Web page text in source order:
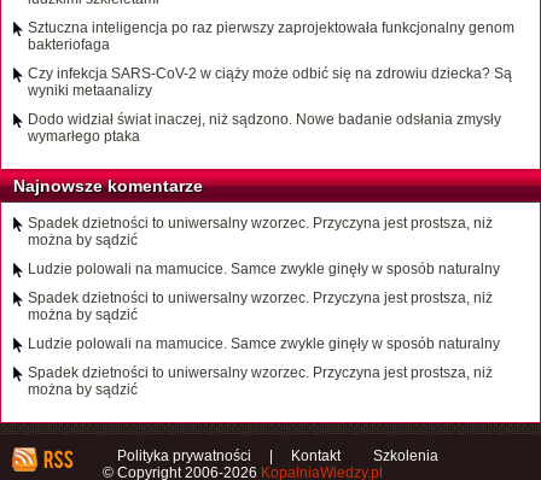
Sztuczna inteligencja po raz pierwszy zaprojektowała funkcjonalny genom
bakteriofaga
Czy infekcja SARS-CoV-2 w ciąży może odbić się na zdrowiu dziecka? Są
wyniki metaanalizy
Dodo widział świat inaczej, niż sądzono. Nowe badanie odsłania zmysły
wymarłego ptaka
Najnowsze komentarze
Spadek dzietności to uniwersalny wzorzec. Przyczyna jest prostsza, niż
można by sądzić
Ludzie polowali na mamucice. Samce zwykle ginęły w sposób naturalny
Spadek dzietności to uniwersalny wzorzec. Przyczyna jest prostsza, niż
można by sądzić
Ludzie polowali na mamucice. Samce zwykle ginęły w sposób naturalny
Spadek dzietności to uniwersalny wzorzec. Przyczyna jest prostsza, niż
można by sądzić
Polityka prywatności Kontakt
Szkolenia
© Copyright 2006-2026 KopalniaWiedzy.pl